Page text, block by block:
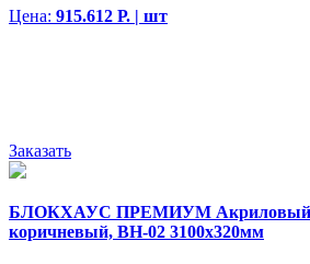
Цена: 915.612 Р. | шт
Заказать
БЛОКХАУС ПРЕМИУМ Акриловый
коричневый, ВН-02 3100х320мм